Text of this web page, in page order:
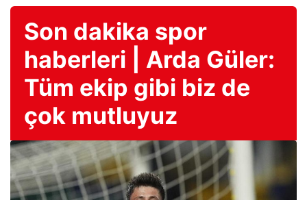
Son dakika spor
haberleri | Arda Güler:
Tüm ekip gibi biz de
çok mutluyuz